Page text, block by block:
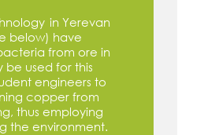
in Yerevan
below) have
from ore in
used for this
engineers to
copper from
thus employing
the environment.